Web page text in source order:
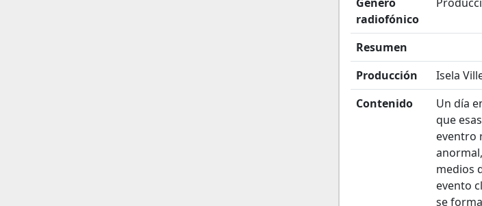
radiofónico
Resumen
Producción
Isela
Contenido
Un día
que
eventro
medios
evento
se